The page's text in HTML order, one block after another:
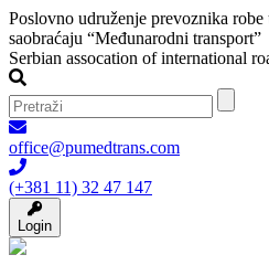
Poslovno udruženje prevoznika
saobraćaju “Međunarodni transport”
Serbian assocation of international
office@pumedtrans.com
(+381 11) 32 47 147
Login